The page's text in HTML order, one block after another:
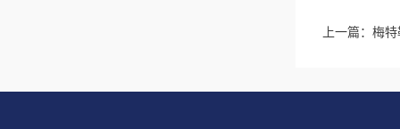
上一篇： 梅